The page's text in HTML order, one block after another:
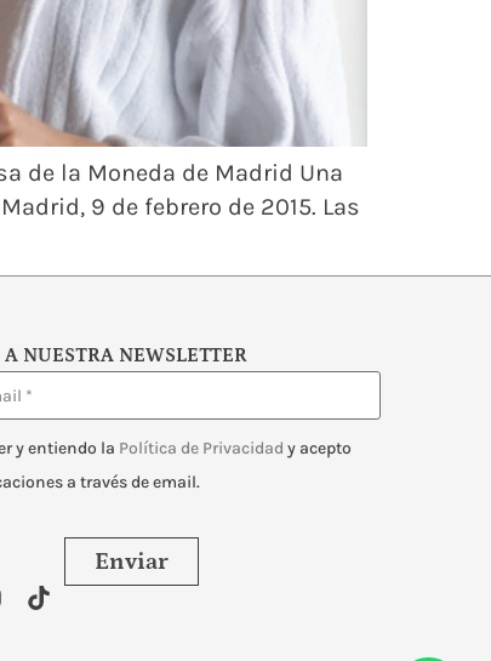
de la Moneda de Madrid Una
9 de febrero de 2015. Las
A NUESTRA NEWSLETTER
y entiendo la Política de Privacidad y acepto
a través de email.
Enviar